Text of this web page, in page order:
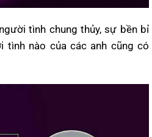
tình chung thủy, sự bền bỉ
tình nào của các anh cũng có